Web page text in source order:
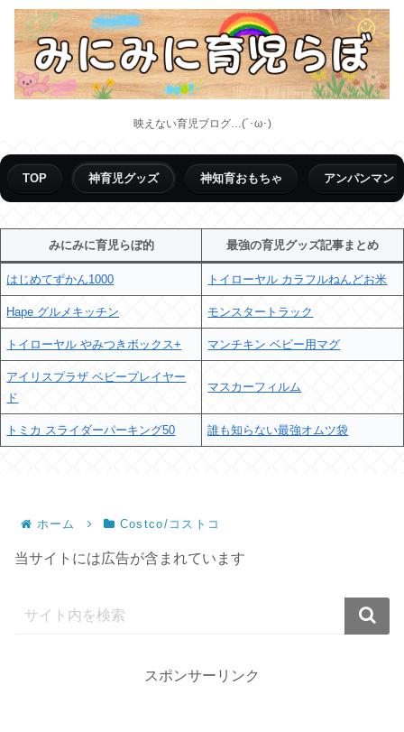
映えない育児ブログ…(´･ω･)
TOP 神育児グッズ 神知育おもちゃ アンパンマン
みにみに育児らぼ的 最強の育児グッズ記事まとめ
はじめてずかん1000 トイローヤル カラフルねんどお米
Hape グルメキッチン モンスタートラック
トイローヤル やみつきボックス+ マンチキン ベビー用マグ
アイリスプラザ ベビープレイヤー
ド
マスカーフィルム
トミカ スライダーパーキング50 誰も知らない最強オムツ袋
ホーム Costco/コストコ
当サイトには広告が含まれています
スポンサーリンク